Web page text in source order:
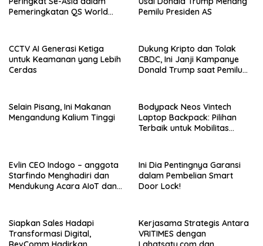
Pemeringkatan QS World
Pemilu Presiden AS
CCTV AI Generasi Ketiga
untuk Keamanan yang Lebih
Cerdas
Dukung Kripto dan Tolak
CBDC, Ini Janji Kampanye
Donald Trump saat Pemilu
Selain Pisang, Ini Makanan
Mengandung Kalium Tinggi
Bodypack Neos Vintech
Laptop Backpack: Pilihan
Terbaik untuk Mobilitas
Evlin CEO Indogo – anggota
Starfindo Menghadiri dan
Mendukung Acara AIoT dan
Ini Dia Pentingnya Garansi
dalam Pembelian Smart
Door Lock!
Siapkan Sales Hadapi
Transformasi Digital,
Kerjasama Strategis Antara
VRITIMES dengan